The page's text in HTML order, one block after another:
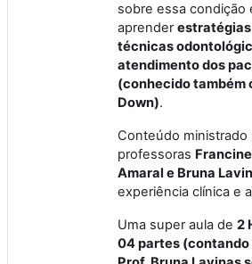
sobre essa condição
aprenderestratégias
técnicas
atendimento dos
(conhecido também
Down).
Conteúdo ministrado
professoras
Amaral e Bruna
experiência clínica e
Uma super aula de 2
04 partes (contando